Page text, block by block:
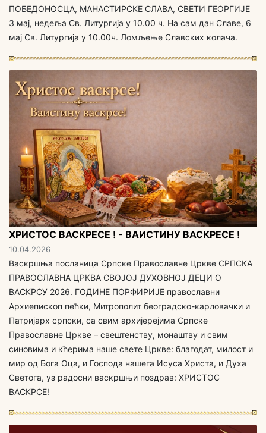
ПОБЕДОНОСЦА, МАНАСТИРСКЕ СЛАВА, СВЕТИ ГЕОРГИЈЕ
3 мај, недеља Св. Литургија у 10.00 ч. На сам дан Славе, 6
мај Св. Литургија у 10.00ч. Ломљење Славских колача.
ХРИСТОС ВАСКРЕСЕ ! - ВАИСТИНУ ВАСКРЕСЕ !
10.04.2026
Васкршња посланица Српске Православне Цркве СРПСКА
ПРАВОСЛАВНА ЦРКВА СВОЈОЈ ДУХОВНОЈ ДЕЦИ O
ВАСКРСУ 2026. ГОДИНЕ ПОРФИРИЈЕ православни
Архиепископ пећки, Митрополит београдско-карловачки и
Патријарх српски, са свим aрхијерејима Српске
Православне Цркве – свештенству, монаштву и свим
синовима и кћерима наше свете Цркве: благодат, милост и
мир од Бога Оца, и Господа нашега Исуса Христа, и Духа
Светога, уз радосни васкршњи поздрав: ХРИСТОС
ВАСКРСЕ!